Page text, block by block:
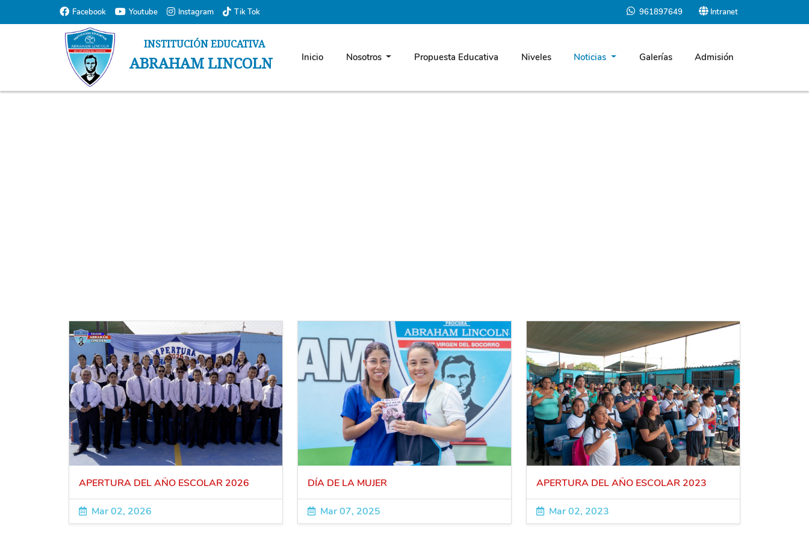
Normal Page
Facebook Youtube Instagram Tik Tok 961897649 Intranet
INSTITUCIÓN EDUCATIVA
ABRAHAM LINCOLN Inicio Nosotros Propuesta Educativa Niveles Noticias Galerías Admisión
APERTURA DEL AÑO ESCOLAR 2026
Mar 02, 2026
DÍA DE LA MUJER
Mar 07, 2025
APERTURA DEL AÑO ESCOLAR 2023
Mar 02, 2023